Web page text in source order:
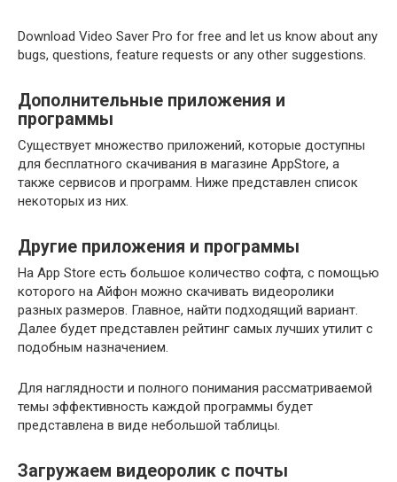
Download Video Saver Pro for free and let us know about any
bugs, questions, feature requests or any other suggestions.
Дополнительные приложения и
программы
Существует множество приложений, которые доступны
для бесплатного скачивания в магазине AppStore, а
также сервисов и программ. Ниже представлен список
некоторых из них.
Другие приложения и программы
На App Store есть большое количество софта, с помощью
которого на Айфон можно скачивать видеоролики
разных размеров. Главное, найти подходящий вариант.
Далее будет представлен рейтинг самых лучших утилит с
подобным назначением.
Для наглядности и полного понимания рассматриваемой
темы эффективность каждой программы будет
представлена в виде небольшой таблицы.
Загружаем видеоролик с почты